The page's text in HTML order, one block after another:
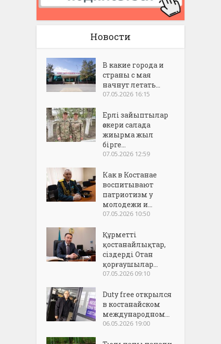
Новости
В какие города и
страны с мая
начнут летать...
07.05.2026 16:15
Ерлі зайыптылар
әскери салада
жиырма жыл
бірге...
07.05.2026 12:59
Как в Костанае
воспитывают
патриотизм у
молодежи и...
07.05.2026 10:50
Құрметті
қостанайлықтар,
сіздерді Отан
қорғаушылар...
07.05.2026 09:10
Duty free открылся
в костанайском
международном...
06.05.2026 19:00